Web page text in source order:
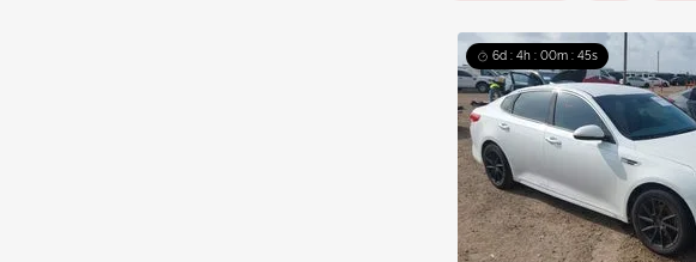
6d : 4h : 00m : 44s